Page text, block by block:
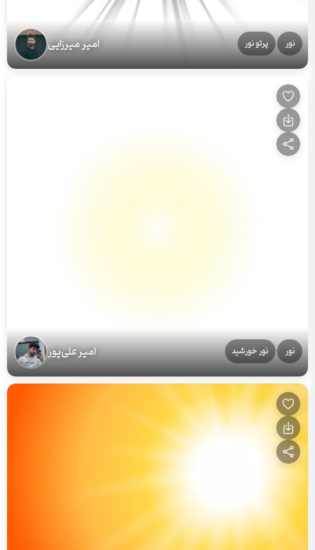
نور پرتو نور امیر میرزایی
نور نور خورشید امیر علی‌پور